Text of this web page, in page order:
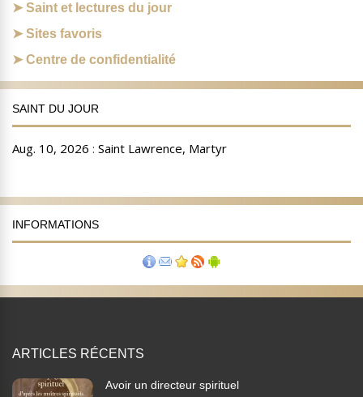
Saint et lectures du jour
Sites favoris
Centre de confidentialité
SAINT DU JOUR
INFORMATIONS
ARTICLES RÉCENTS
Avoir un directeur spirituel